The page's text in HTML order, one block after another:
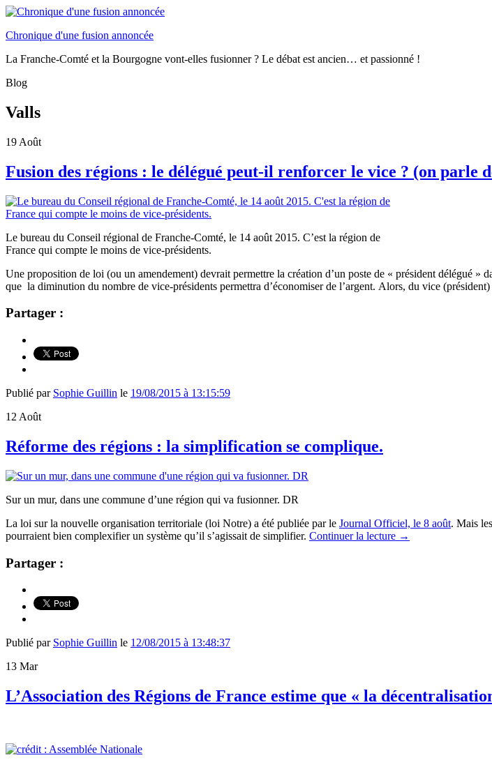
Chronique d'une fusion annoncée
La Franche-Comté et la Bourgogne vont-elles fusionner ? Le débat est ancien… et passionné !
Blog
Valls
19 Août
Fusion des régions : le délégué peut-il renforcer le vice ? (on parle
Le bureau du Conseil régional de Franche-Comté, le 14 août 2015. C’est la région de
France qui compte le moins de vice-présidents.
Une proposition de loi (ou un amendement) devrait permettre la création d’un poste de « président délégué »
que la diminution du nombre de vice-présidents permettra d’économiser de l’argent. Alors, du vice
Partager :
Publié par Sophie Guillin le 19/08/2015 à 13:15:59
12 Août
Réforme des régions : la simplification se complique.
Sur un mur, dans une commune d’une région qui va fusionner. DR
La loi sur la nouvelle organisation territoriale (loi Notre) a été publiée par le Journal Officiel, le 8 août. Mais
pourraient bien complexifier un système qu’il s’agissait de simplifier. Continuer la lecture →
Partager :
Publié par Sophie Guillin le 12/08/2015 à 13:48:37
13 Mar
L’Association des Régions de France estime que « la